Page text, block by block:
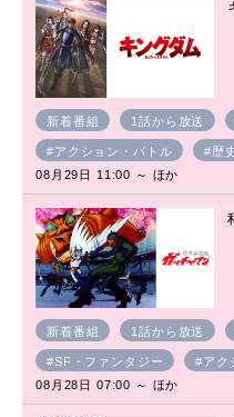
新着番組 1話から放送
#アクション・バトル
#歴
08月29日 11:00 ～ ほか
新着番組 1話から放送
#SF・ファンタジー
#アク
08月28日 07:00 ～ ほか